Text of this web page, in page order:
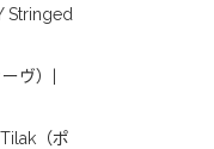
Stringed
ヴ）|
（ポ